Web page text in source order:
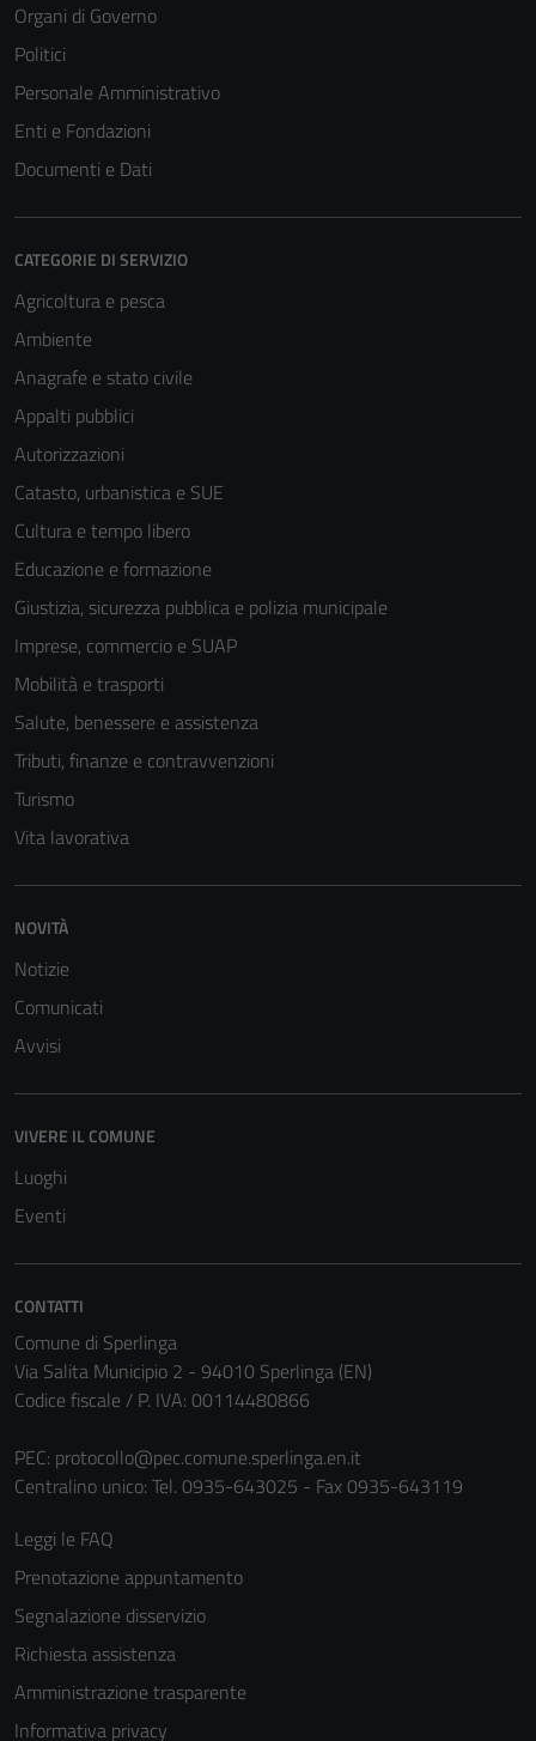
Organi di Governo
Politici
Personale Amministrativo
Enti e Fondazioni
Documenti e Dati
CATEGORIE DI SERVIZIO
Agricoltura e pesca
Ambiente
Anagrafe e stato civile
Appalti pubblici
Autorizzazioni
Catasto, urbanistica e SUE
Cultura e tempo libero
Educazione e formazione
Giustizia, sicurezza pubblica e polizia municipale
Imprese, commercio e SUAP
Mobilità e trasporti
Salute, benessere e assistenza
Tributi, finanze e contravvenzioni
Turismo
Vita lavorativa
NOVITÀ
Notizie
Comunicati
Avvisi
VIVERE IL COMUNE
Luoghi
Eventi
CONTATTI
Comune di Sperlinga
Via Salita Municipio 2 - 94010 Sperlinga (EN)
Codice fiscale / P. IVA: 00114480866
PEC: protocollo@pec.comune.sperlinga.en.it
Centralino unico: Tel. 0935-643025 - Fax 0935-643119
Leggi le FAQ
Prenotazione appuntamento
Segnalazione disservizio
Richiesta assistenza
Amministrazione trasparente
Informativa privacy